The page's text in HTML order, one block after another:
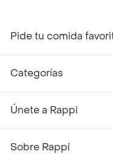
Pide tu comida
Categorías
Únete a Rappi
Sobre Rappi